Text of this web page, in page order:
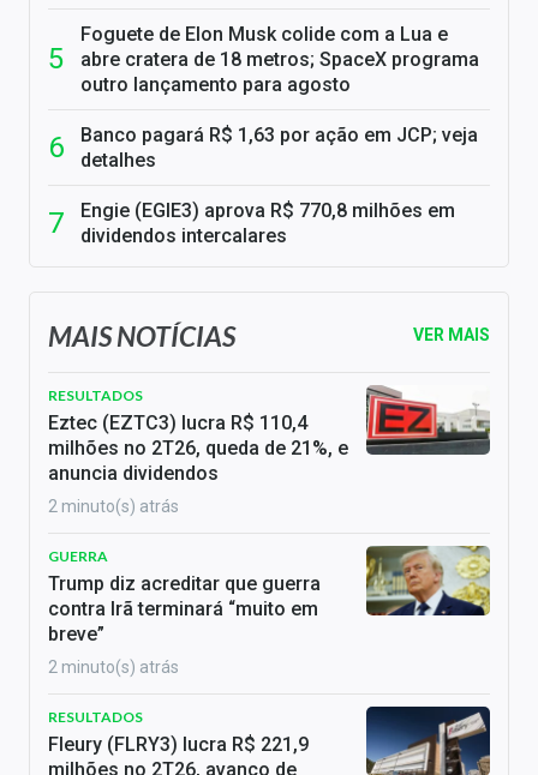
Foguete de Elon Musk colide com a Lua e
abre cratera de 18 metros; SpaceX programa
outro lançamento para agosto
Banco pagará R$ 1,63 por ação em JCP; veja
detalhes
Engie (EGIE3) aprova R$ 770,8 milhões em
dividendos intercalares
MAIS NOTÍCIAS VER MAIS
RESULTADOS
Eztec (EZTC3) lucra R$ 110,4
milhões no 2T26, queda de 21%, e
anuncia dividendos
2 minuto(s) atrás
GUERRA
Trump diz acreditar que guerra
contra Irã terminará “muito em
breve”
2 minuto(s) atrás
RESULTADOS
Fleury (FLRY3) lucra R$ 221,9
milhões no 2T26, avanço de